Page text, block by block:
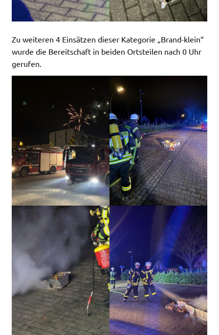
Zu weiteren 4 Einsätzen dieser Kategorie „Brand-klein“
wurde die Bereitschaft in beiden Ortsteilen nach 0 Uhr
gerufen.